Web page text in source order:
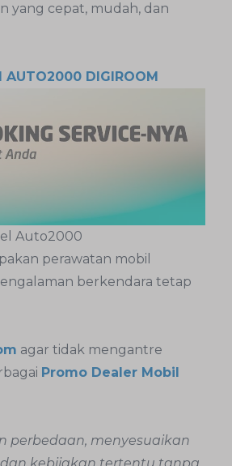
yang cepat, mudah, dan
AUTO2000 DIGIROOM
Auto2000
perawatan mobil
berkendara tetap
agar tidak mengantre
Promo Dealer Mobil
perbedaan, menyesuaikan